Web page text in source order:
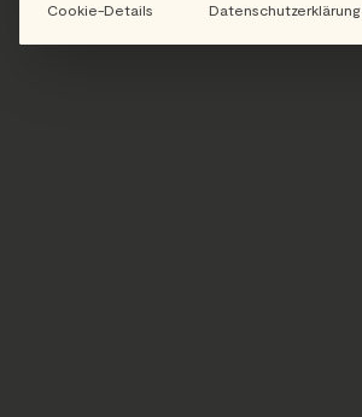
Cookie-Details Datenschutzerklärung